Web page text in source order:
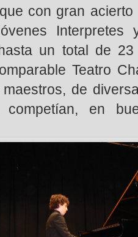
con gran
un total de
Teatro
de
competían, en